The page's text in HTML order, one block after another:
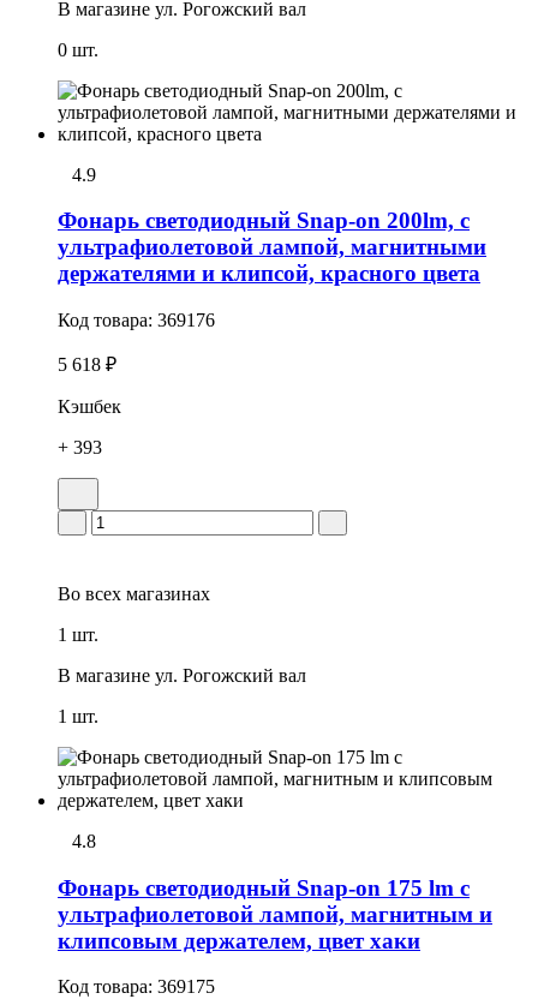
В магазине ул. Рогожский вал
0 шт.
4.9
Фонарь светодиодный Snap-on 200lm, с
ультрафиолетовой лампой, магнитными
держателями и клипсой, красного цвета
Код товара: 369176
5 618 ₽
Кэшбек
+ 393
Во всех магазинах
1 шт.
В магазине ул. Рогожский вал
1 шт.
4.8
Фонарь светодиодный Snap-on 175 lm с
ультрафиолетовой лампой, магнитным и
клипсовым держателем, цвет хаки
Код товара: 369175